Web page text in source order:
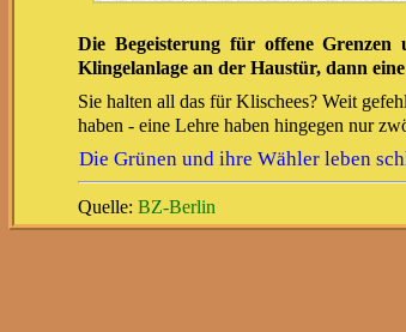
Die Begeisterung für offene
Klingelanlage an der Haustür, dann
Sie halten all das für Klischees? Weit
haben - eine Lehre haben hingegen nur
Die Grünen und ihre Wähler leben
Quelle: BZ-Berlin